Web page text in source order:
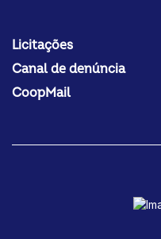
Licitações
Canal de denúncia
CoopMail